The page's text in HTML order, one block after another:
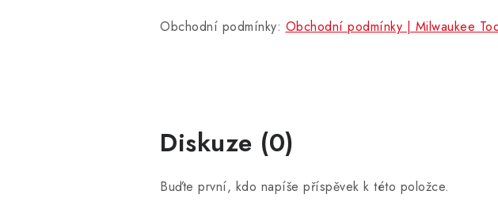
Obchodní podmínky: Obchodní podmínky | Milwaukee
Diskuze (0)
Buďte první, kdo napíše příspěvek k této položce.